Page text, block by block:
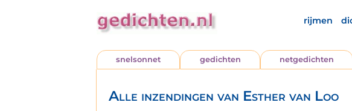
rijmen
snelsonnet gedichten netgedichten
Alle inzendingen van Esther van Loo